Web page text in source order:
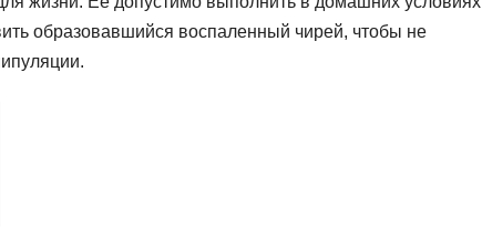
образовавшийся воспаленный чирей, чтобы не